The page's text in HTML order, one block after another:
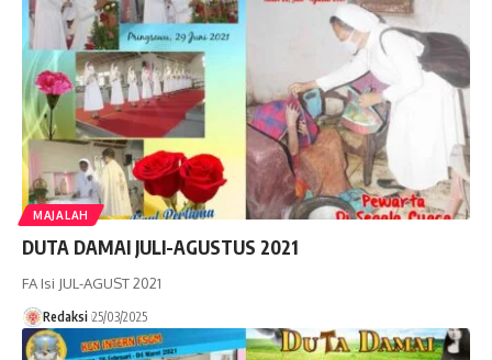
MAJALAH
DUTA DAMAI JULI-AGUSTUS 2021
FA Isi JUL-AGUST 2021
Redaksi 25/03/2025